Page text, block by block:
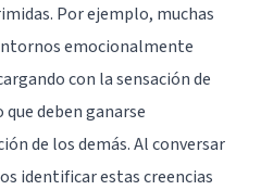
Por ejemplo, muchas
emocionalmente
con la sensación de
deben ganarse
de los demás. Al conversar
identificar estas creencias